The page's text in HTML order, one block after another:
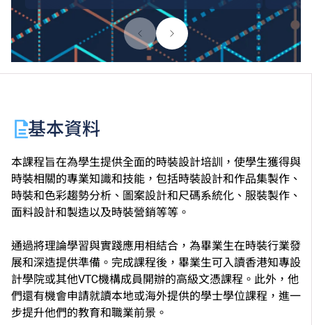
基本資料
本課程旨在為學生提供全面的時裝設計培訓，使學生獲得與
時裝相關的專業知識和技能，包括時裝設計和作品集製作、
時裝和色彩趨勢分析、圖案設計和尺碼系統化、服裝製作、
面料設計和製造以及時裝營銷等等。
通過將理論學習與實踐應用相結合，為畢業生在時裝行業發
展和深造提供準備。完成課程後，畢業生可入讀香港知專設
計學院或其他VTC機構成員開辦的高級文憑課程。此外，他
們還有機會申請就讀本地或海外提供的學士學位課程，進一
步提升他們的教育和職業前景。